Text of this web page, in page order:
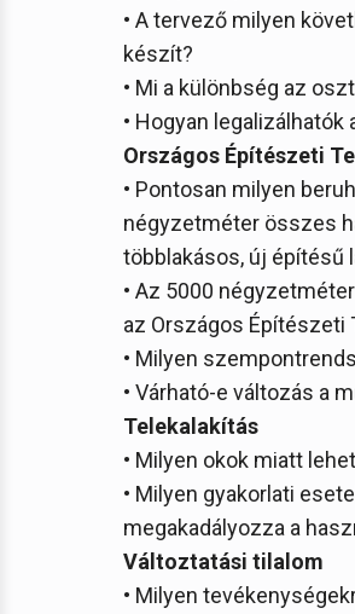
• A tervező milyen
készít?
• Mi a különbség az
• Hogyan
Országos Építészeti
• Pontosan milyen
négyzetméter összes
többlakásos, új építésű
• Az 5000
az Országos Építészeti
• Milyen
• Várható-e változás a
Telekalakítás
• Milyen okok miatt
• Milyen gyakorlati
megakadályozza a
Változtatási tilalom
• Milyen